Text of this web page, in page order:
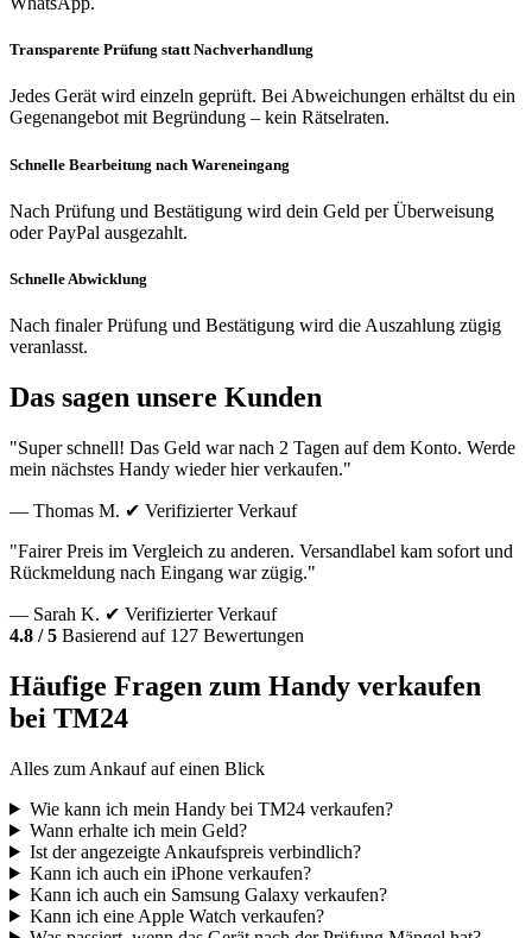
Transparente Prüfung statt Nachverhandlung
Jedes Gerät wird einzeln geprüft. Bei Abweichungen erhältst du ein
Gegenangebot mit Begründung – kein Rätselraten.
Schnelle Bearbeitung nach Wareneingang
Nach Prüfung und Bestätigung wird dein Geld per Überweisung
oder PayPal ausgezahlt.
Schnelle Abwicklung
Nach finaler Prüfung und Bestätigung wird die Auszahlung zügig
veranlasst.
Das sagen unsere Kunden
"Super schnell! Das Geld war nach 2 Tagen auf dem Konto. Werde
mein nächstes Handy wieder hier verkaufen."
— Thomas M. ✔ Verifizierter Verkauf
"Fairer Preis im Vergleich zu anderen. Versandlabel kam sofort und
Rückmeldung nach Eingang war zügig."
— Sarah K. ✔ Verifizierter Verkauf
4.8 / 5 Basierend auf 127 Bewertungen
Häufige Fragen zum Handy verkaufen
bei TM24
Alles zum Ankauf auf einen Blick
Wie kann ich mein Handy bei TM24 verkaufen?
Wann erhalte ich mein Geld?
Ist der angezeigte Ankaufspreis verbindlich?
Kann ich auch ein iPhone verkaufen?
Kann ich auch ein Samsung Galaxy verkaufen?
Kann ich eine Apple Watch verkaufen?